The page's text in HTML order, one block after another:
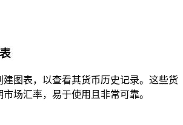
图表，以查看其货币历史记录。这些货
场汇率，易于使用且非常可靠。